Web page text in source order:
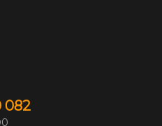
082